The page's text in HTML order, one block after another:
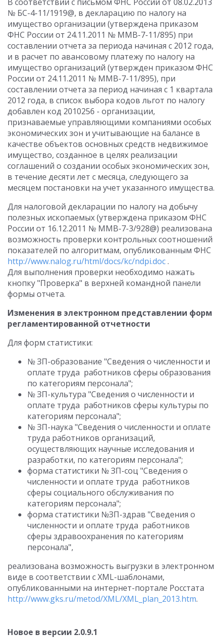
№ БС-4-11/1919@, в декларацию по налогу на
имущество организации (утверждена приказом
ФНС России от 24.11.2011 № ММВ-7-11/895) при
составлении отчета за периода начиная с 2012 года,
и в расчет по авансовому платежу по налогу на
имущество организаций (утвержден приказом ФНС
России от 24.11.2011 № ММВ-7-11/895), при
составлении отчета за период начиная с 1 квартала
2012 года, в список выбора кодов льгот по налогу
добавлен код 2010256 - организации,
признаваемые управляющими компаниями особых
экономических зон и учитывающие на балансе в
качестве объектов основных средств недвижимое
имущество, созданное в целях реализации
соглашений о создании особых экономических зон,
в течение десяти лет с месяца, следующего за
месяцем постановки на учет указанного имущества.
Для налоговой декларации по налогу на добычу
полезных ископаемых (утверждена приказом ФНС
России от 16.12.2011 № ММВ-7-3/928@) реализована
возможность проверки контрольных соотношений
показателей по алгоритмам, опубликованным ФНС
http://www.nalog.ru/html/docs/kc/ndpi.doc.
Для выполнения проверки необходимо нажать
кнопку "Проверка" в верхней командной панели
формы отчета.
Изменения в электронном представлении форм
регламентированной отчетности
Для форм статистики:
№ ЗП-образование "Сведения о численности и
оплате труда работников сферы образования
по категориям персонала";
№ ЗП-культура "Сведения о численности и
оплате труда работников сферы культуры по
категориям персонала";
№ ЗП-наука "Сведения о численности и оплате
труда работников организаций,
осуществляющих научные исследования и
разработки, по категориям персонала";
форма статистики № ЗП-соц "Сведения о
численности и оплате труда работников
сферы социального обслуживания по
категориям персонала";
форма статистики №ЗП-здрав "Сведения о
численности и оплате труда работников
сферы здравоохранения по категориям
персонала",
реализована возможность выгрузки в электронном
виде в соответствии с XML-шаблонами,
опубликованными на интернет-портале Росстата
http://www.gks.ru/metod/XML/XML_plan_2013.htm.
Новое в версии 2.0.9.1